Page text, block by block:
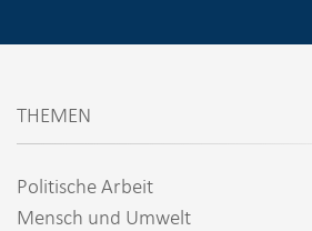
THEMEN
Politische Arbeit
Mensch und Umwelt